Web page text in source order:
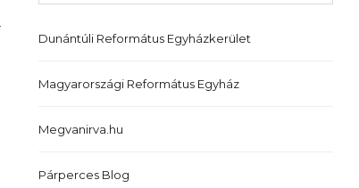
Dunántúli Református Egyházkerület
Magyarországi Református Egyház
Megvanirva.hu
Párperces Blog